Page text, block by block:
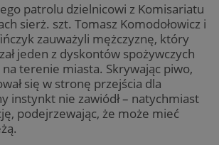
patrolu dzielnicowi z Komisariatu
sierż. szt. Tomasz Komodołowicz i
zauważyli mężczyznę, który
jeden z dyskontów spożywczych
terenie miasta. Skrywając piwo,
się w stronę przejścia dla
instynkt nie zawiódł – natychmiast
podejrzewając, że może mieć